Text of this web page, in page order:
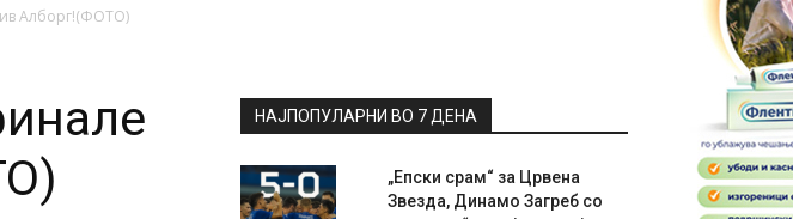
Алборг!(ФОТО)
НАЈПОПУЛАРНИ ВО 7 ДЕНА
„Епски срам“ за Црвена
Звезда, Динамо Загреб со